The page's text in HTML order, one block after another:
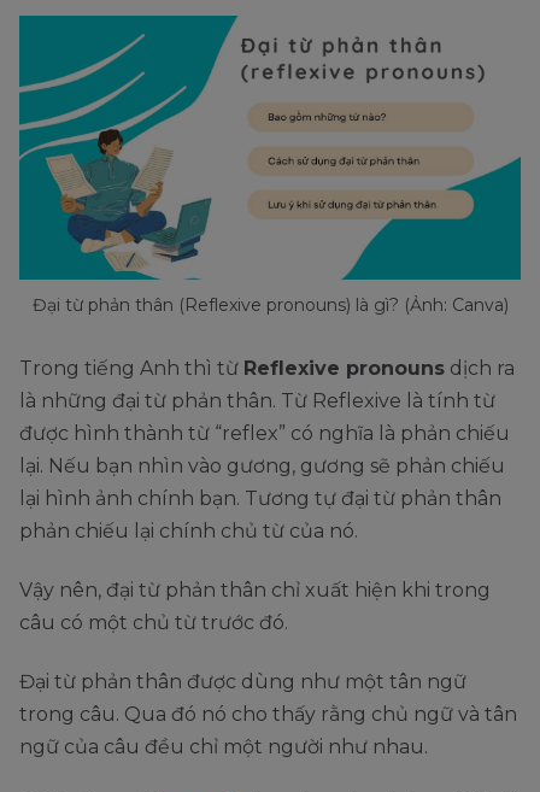
Đại từ phản thân (Reflexive pronouns) là gì? (Ảnh: Canva)
Trong tiếng Anh thì từ Reflexive pronouns dịch ra
là những đại từ phản thân. Từ Reflexive là tính từ
được hình thành từ “reflex” có nghĩa là phản chiếu
lại. Nếu bạn nhìn vào gương, gương sẽ phản chiếu
lại hình ảnh chính bạn. Tương tự đại từ phản thân
phản chiếu lại chính chủ từ của nó.
Vậy nên, đại từ phản thân chỉ xuất hiện khi trong
câu có một chủ từ trước đó.
Đại từ phản thân được dùng như một tân ngữ
trong câu. Qua đó nó cho thấy rằng chủ ngữ và tân
ngữ của câu đều chỉ một người như nhau.